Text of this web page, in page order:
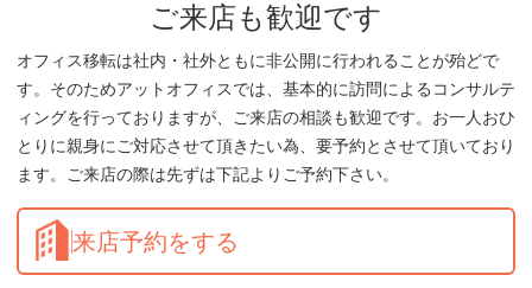
ご来店も歓迎です
オフィス移転は社内・社外ともに非公開に行われることが殆どで
す。そのためアットオフィスでは、基本的に訪問によるコンサルテ
ィングを行っておりますが、ご来店の相談も歓迎です。お一人おひ
とりに親身にご対応させて頂きたい為、要予約とさせて頂いており
ます。ご来店の際は先ずは下記よりご予約下さい。
来店予約をする